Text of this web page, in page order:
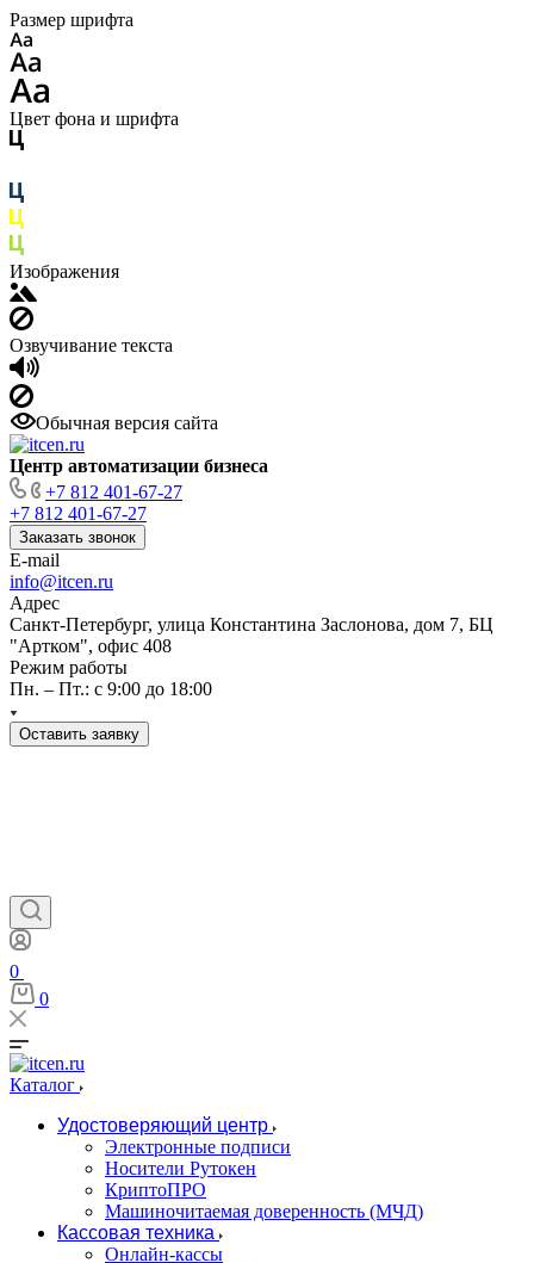
Размер шрифта
Цвет фона и шрифта
Изображения
Озвучивание текста
Обычная версия сайта
Центр автоматизации бизнеса
+7 812 401-67-27
+7 812 401-67-27
Заказать звонок
E-mail
info@itcen.ru
Адрес
Санкт-Петербург, улица Константина Заслонова, дом 7, БЦ
"Артком", офис 408
Режим работы
Пн. – Пт.: с 9:00 до 18:00
Оставить заявку
0
0
Каталог
Удостоверяющий центр
Электронные подписи
Носители Рутокен
КриптоПРО
Машиночитаемая доверенность (МЧД)
Кассовая техника
Онлайн-кассы